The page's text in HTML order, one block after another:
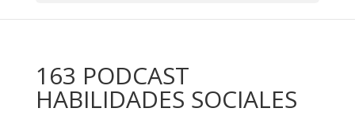
163 PODCAST
HABILIDADES SOCIALES